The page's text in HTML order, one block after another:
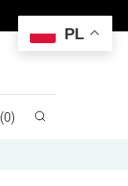
(0)
PL